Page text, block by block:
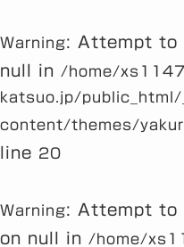
Warning: Attempt to
null in
/home/
katsuo.jp/
content/themes/
line 20
Warning: Attempt to
on null in
/home/